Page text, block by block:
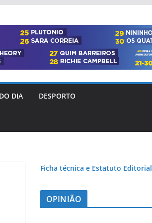
DIA DESPORTO
Ficha técnica e Estatuto Editorial
OPINIÃO